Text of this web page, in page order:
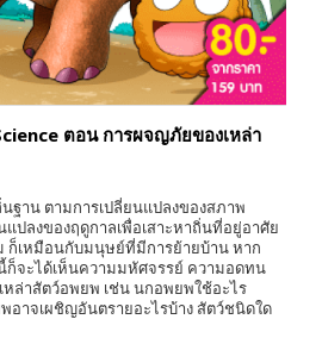
ตอน การผจญภัยของเหล่า
ฐาน ตามการเปลี่ยนแปลงของสภาพ
ปลงของฤดูกาลเพื่อเสาะหาถิ่นที่อยู่อาศัย
ก็เหมือนกับมนุษย์ที่มีการย้ายบ้าน หาก
นี้ก็จะได้เห็นความมหัศจรรย์ ความอดทน
หล่าสัตว์อพยพ เช่น นกอพยพใช้อะไร
าจเผชิญอันตรายอะไรบ้าง สัตว์ชนิดใด